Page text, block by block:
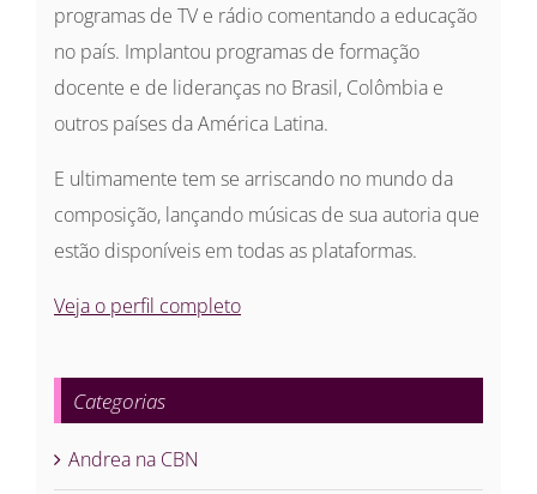
programas de TV e rádio comentando a educação
no país. Implantou programas de formação
docente e de lideranças no Brasil, Colômbia e
outros países da América Latina.
E ultimamente tem se arriscando no mundo da
composição, lançando músicas de sua autoria que
estão disponíveis em todas as plataformas.
Veja o perfil completo
Categorias
Andrea na CBN